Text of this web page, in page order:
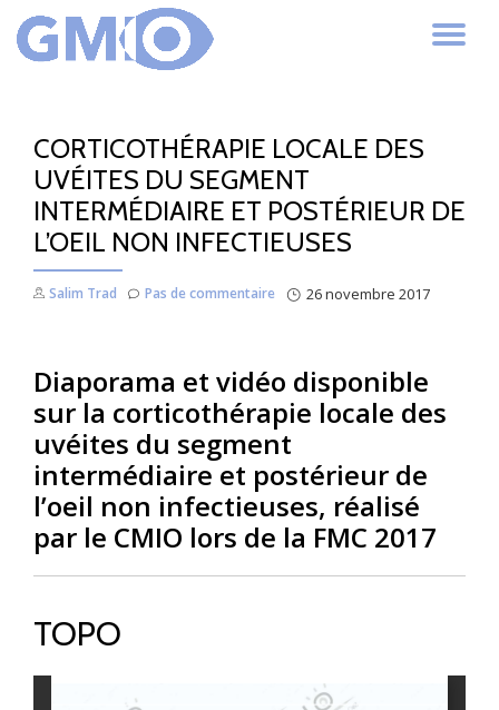
Aller
CORTICOTHÉRAPIE LOCALE DES
UVÉITES DU SEGMENT
INTERMÉDIAIRE ET POSTÉRIEUR DE
L’OEIL NON INFECTIEUSES
Salim Trad 26 novembre 2017
Pas de commentaire
Diaporama et vidéo disponible
sur la corticothérapie locale des
uvéites du segment
intermédiaire et postérieur de
l’oeil non infectieuses, réalisé
par le CMIO lors de la FMC 2017
TOPO